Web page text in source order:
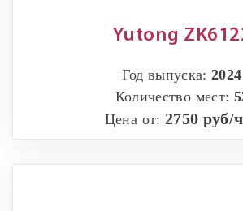
Yutong
Год выпуска:2024
Количество мест:
Цена от: 2750 руб/